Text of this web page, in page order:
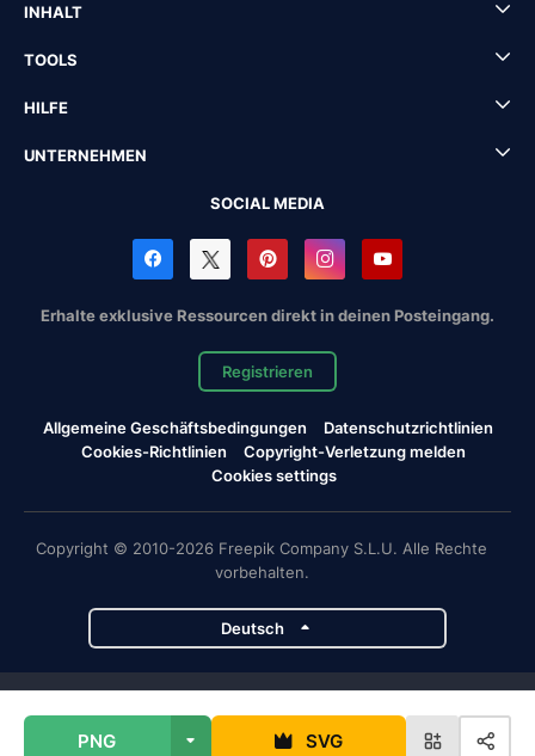
PNG SVG
INHALT
TOOLS
HILFE
UNTERNEHMEN
SOCIAL MEDIA
Erhalte exklusive Ressourcen direkt in deinen Posteingang.
Registrieren
Allgemeine Geschäftsbedingungen
Datenschutzrichtlinien
Cookies-Richtlinien
Copyright-Verletzung melden
Cookies settings
Copyright © 2010-2026 Freepik Company S.L.U. Alle Rechte
vorbehalten.
Deutsch